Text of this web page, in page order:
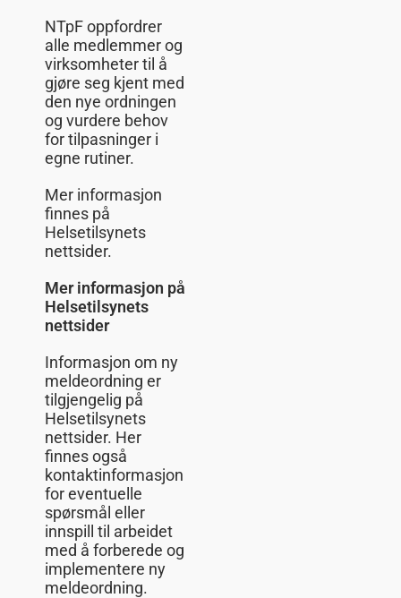
NTpF oppfordrer
alle medlemmer og
virksomheter til å
gjøre seg kjent med
den nye ordningen
og vurdere behov
for tilpasninger i
egne rutiner.
Mer informasjon
finnes på
Helsetilsynets
nettsider.
Mer informasjon på
Helsetilsynets
nettsider
Informasjon om ny
meldeordning er
tilgjengelig på
Helsetilsynets
nettsider. Her
finnes også
kontaktinformasjon
for eventuelle
spørsmål eller
innspill til arbeidet
med å forberede og
implementere ny
meldeordning.